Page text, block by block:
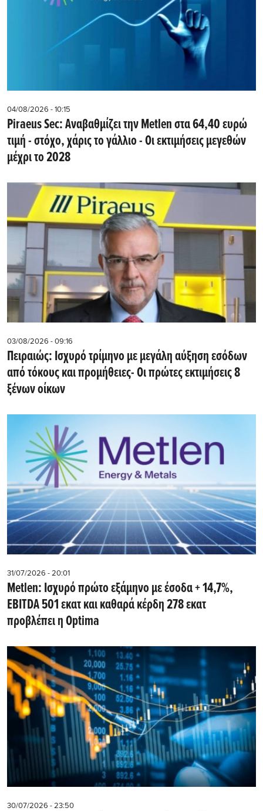
04/08/2026 - 10:15
Piraeus Sec: Αναβαθμίζει την Metlen στα 64,40 ευρώ
τιμή - στόχο, χάρις το γάλλιο - Οι εκτιμήσεις μεγεθών
μέχρι το 2028
03/08/2026 - 09:16
Πειραιώς: Ισχυρό τρίμηνο με μεγάλη αύξηση εσόδων
από τόκους και προμήθειες- Oι πρώτες εκτιμήσεις 8
ξένων οίκων
31/07/2026 - 20:01
Metlen: Iσχυρό πρώτο εξάμηνο με έσοδα + 14,7%,
EBITDA 501 εκατ και καθαρά κέρδη 278 εκατ
προβλέπει η Optima
30/07/2026 - 23:50